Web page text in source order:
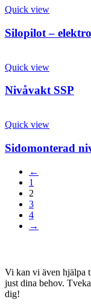
Quick view
Silopilot –
Quick view
Nivåvakt SSP
Quick view
Sidomonterad
←
1
2
3
4
→
Vi kan vi även hjälpa
just dina behov.
dig!